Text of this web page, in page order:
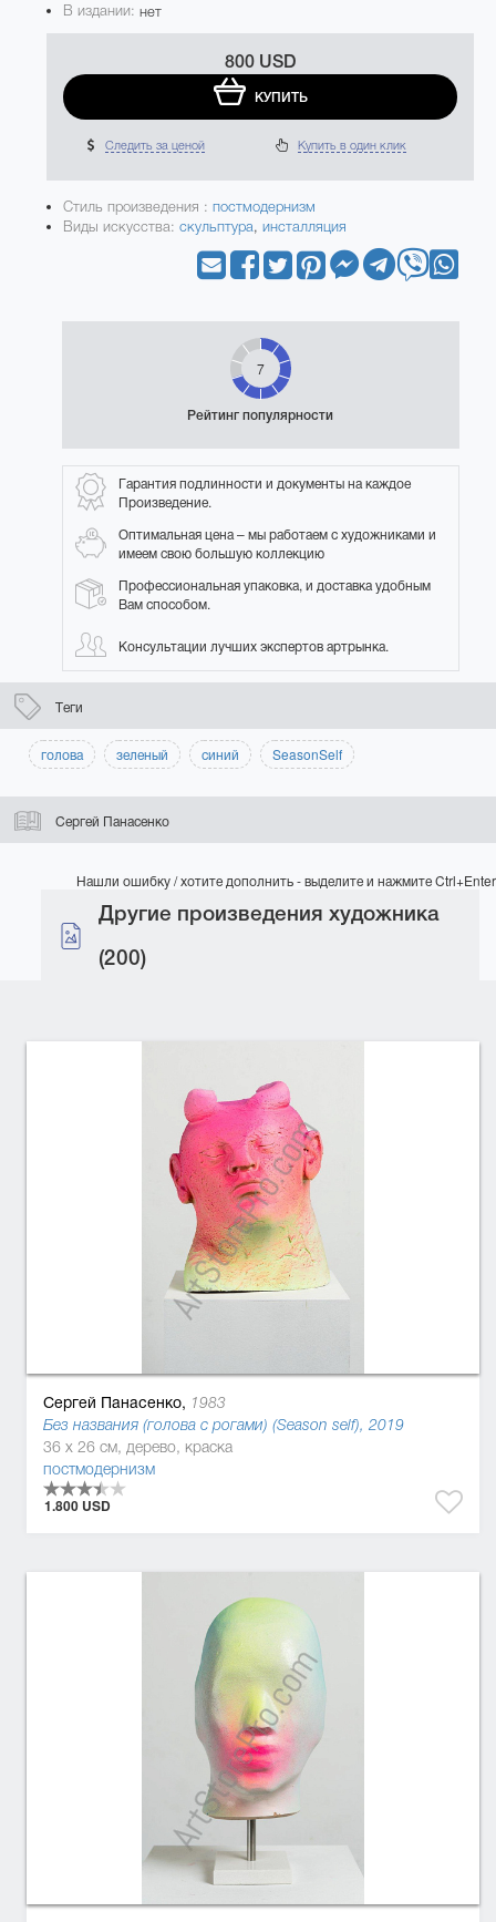
В издании:нет
800 USD
КУПИТЬ
Следить за ценой Купить в один клик
Стиль произведения : постмодернизм
Виды искусства:скульптура,инсталляция
7
Рейтинг популярности
Гарантия подлинности и документы на каждое
Произведение.
Оптимальная цена – мы работаем с художниками и
имеем свою большую коллекцию
Профессиональная упаковка, и доставка удобным
Вам способом.
Консультации лучших экспертов артрынка.
Теги
голова зеленый синий SeasonSelf
Сергей Панасенко
Нашли ошибку / хотите дополнить - выделите и нажмите Ctrl+Enter
Другие произведения художника
(200)
Сергей Панасенко, 1983
Без названия (голова с рогами) (Season self), 2019
36 x 26 см, дерево, краска
постмодернизм
1.800 USD